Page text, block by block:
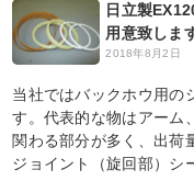
日立製
用意致しま
2018年8月2日
当社ではバックホウ用の
す。代表的な物はアーム
関わる部分が多く、出荷
ジョイント（旋回部）シ